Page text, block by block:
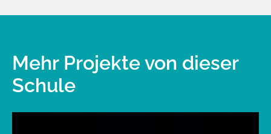
Mehr Projekte von dieser
Schule